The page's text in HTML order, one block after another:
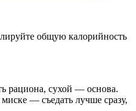
общую калорийность
рациона, сухой — основа.
— съедать лучше сразу,